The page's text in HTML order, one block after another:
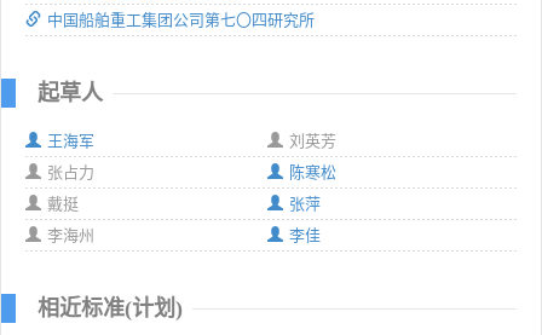
中国船舶重工集团公司第七〇四研究所
起草人
王海军
刘英芳
张占力
陈寒松
戴挺
张萍
李海州
李佳
相近标准(计划)